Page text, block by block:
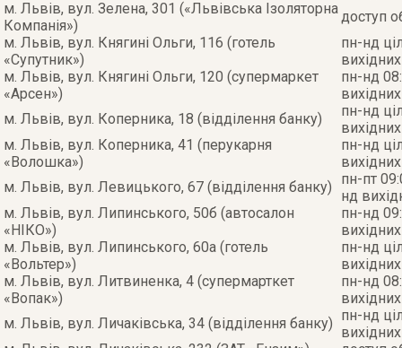
м. Львів, вул. Зелена, 301 («Львівська Ізоляторна
Компанія»)
доступ
м. Львів, вул. Княгині Ольги, 116 (готель
«Супутник»)
пн-нд
вихідних
м. Львів, вул. Княгині Ольги, 120 (супермаркет
«Арсен»)
пн-нд
вихідних
м. Львів, вул. Коперника, 18 (відділення банку)
пн-нд
вихідних
м. Львів, вул. Коперника, 41 (перукарня
«Волошка»)
пн-нд
вихідних
м. Львів, вул. Левицького, 67 (відділення банку)
пн-пт
нд
м. Львів, вул. Липинського, 50б (автосалон
«НІКО»)
пн-нд
вихідних
м. Львів, вул. Липинського, 60а (готель
«Вольтер»)
пн-нд
вихідних
м. Львів, вул. Литвиненка, 4 (супермарткет
«Вопак»)
пн-нд
вихідних
м. Львів, вул. Личаківська, 34 (відділення банку) пн-нд
вихідних